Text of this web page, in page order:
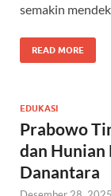
semakin
READ MORE
EDUKASI
Prabowo
dan Hunian
Danantara